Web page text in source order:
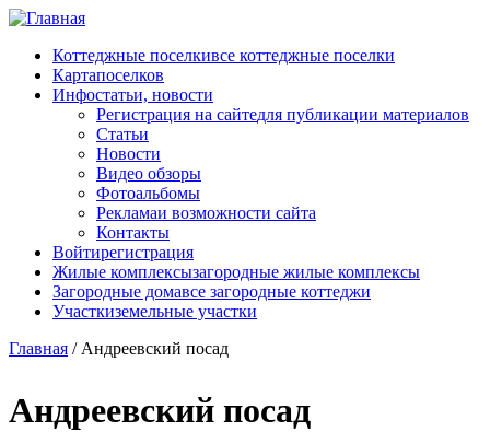
Перейти к основному содержанию
Коттеджные поселкивсе коттеджные поселки
Картапоселков
Инфостатьи, новости
Регистрация на сайтедля публикации материалов
Статьи
Новости
Видео обзоры
Фотоальбомы
Рекламаи возможности сайта
Контакты
Войтирегистрация
Жилые комплексызагородные жилые комплексы
Загородные домавсе загородные коттеджи
Участкиземельные участки
Главная /Андреевский посад
Андреевский посад